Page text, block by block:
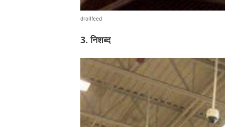
drollfeed
3. निशब्द